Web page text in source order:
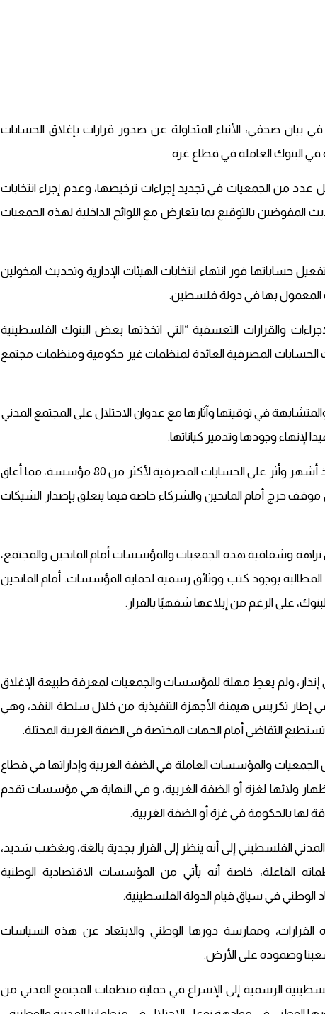
صحفي، الأنباء المتداولة عن صدور قرارات بإغلاق الحسابات
في البنوك العاملة في قطاع غزة.
من الجمعيات في تجديد إجراءات ترخيصها، وعدم إجراء انتخابات
المفوضين بالتوقيع بما يتعارض مع اللوائح الداخلية لهذه الجمعيات
فور انتهاء انتخابات الهيئات الإدارية وتحديث المخولين
المعمول بها في دولة فلسطين.
والقرارات التعسفية “التي اتخذتها بعض البنوك الفلسطينية
المصرفية العائدة لمنظمات غير حكومية ومنظمات مجتمع
في توقيتها وآثارها مع عدوان الاحتلال على المجتمع المدني
لإنهاء وجودها وتدمير كياناتها.
وقالت مصادر مطلعة، إن إغلاق الحسابات بدأ منذ أشهر وأثر على الحسابات المصرفية لأكثر من 80 مؤسسة، مما أعاق
حرج أمام المانحين والشركاء خاصة فيما يتعلق بإصدار الشيكات
وشفافية هذه الجمعيات والمؤسسات أمام المانحين والمجتمع،
بوجود كتب ووثائق رسمية لحماية المؤسسات. أمام المانحين
على الرغم من إبلاغها شفهيًا بالقرار.
إنذار، ولم يعطِ مهلة للمؤسسات والجمعيات لمعرفة طبيعة الإغلاق
إطار تكريس هيمنة الأجهزة التنفيذية من خلال سلطة النقد، وهي
التقاضي أمام الجهات المختصة في الضفة الغربية المحتلة.
والمؤسسات العاملة في الضفة الغربية وإداراتها في قطاع
ولائها لغزة أو الضفة الغربية، و في النهاية هي مؤسسات تقدم
لها بالحكومة في غزة أو الضفة الغربية.
الفلسطيني إلى أنه ينظر إلى القرار بجدية بالغة، وبغضب شديد،
الفاعلة، خاصة أنه يأتي من المؤسسات الاقتصادية الوطنية
الوطني في سياق قيام الدولة الفلسطينية.
القرارات، وممارسة دورها الوطني والابتعاد عن هذه السياسات
شعبنا وصموده على الأرض.
الرسمية إلى الإسراع في حماية منظمات المجتمع المدني من